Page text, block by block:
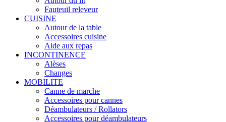
Fauteuil releveur
CUISINE
Autour de la table
Accessoires cuisine
Aide aux repas
INCONTINENCE
Alèses
Changes
MOBILITE
Canne de marche
Accessoires pour cannes
Déambulateurs / Rollators
Accessoires pour déambulateurs